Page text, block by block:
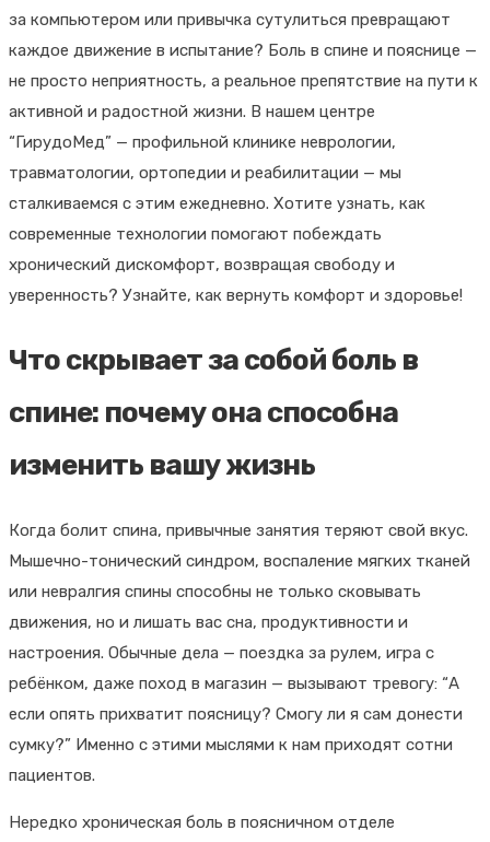
за компьютером или привычка сутулиться превращают
каждое движение в испытание? Боль в спине и пояснице —
не просто неприятность, а реальное препятствие на пути к
активной и радостной жизни. В нашем центре
“ГирудоМед” — профильной клинике неврологии,
травматологии, ортопедии и реабилитации — мы
сталкиваемся с этим ежедневно. Хотите узнать, как
современные технологии помогают побеждать
хронический дискомфорт, возвращая свободу и
уверенность? Узнайте, как вернуть комфорт и здоровье!
Что скрывает за собой боль в
спине: почему она способна
изменить вашу жизнь
Когда болит спина, привычные занятия теряют свой вкус.
Мышечно-тонический синдром, воспаление мягких тканей
или невралгия спины способны не только сковывать
движения, но и лишать вас сна, продуктивности и
настроения. Обычные дела — поездка за рулем, игра с
ребёнком, даже поход в магазин — вызывают тревогу: “А
если опять прихватит поясницу? Смогу ли я сам донести
сумку?” Именно с этими мыслями к нам приходят сотни
пациентов.
Нередко хроническая боль в поясничном отделе